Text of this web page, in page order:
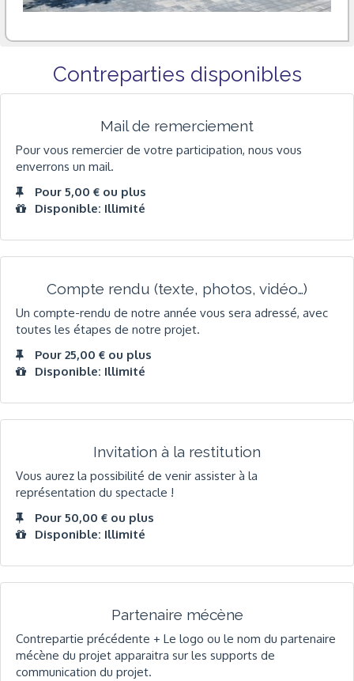
Contreparties disponibles
Mail de remerciement
Pour vous remercier de votre participation, nous vous
enverrons un mail.
Pour 5,00 € ou plus
Disponible: Illimité
Compte rendu (texte, photos, vidéo…)
Un compte-rendu de notre année vous sera adressé, avec
toutes les étapes de notre projet.
Pour 25,00 € ou plus
Disponible: Illimité
Invitation à la restitution
Vous aurez la possibilité de venir assister à la
représentation du spectacle !
Pour 50,00 € ou plus
Disponible: Illimité
Partenaire mécène
Contrepartie précédente + Le logo ou le nom du partenaire
mécène du projet apparaitra sur les supports de
communication du projet.